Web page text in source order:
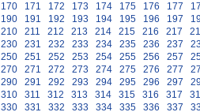
170 171 172 173 174 175 176 177
190 191 192 193 194 195 196 197
210 211 212 213 214 215 216 217
230 231 232 233 234 235 236 237
250 251 252 253 254 255 256 257
270 271 272 273 274 275 276 277
290 291 292 293 294 295 296 297
310 311 312 313 314 315 316 317
330 331 332 333 334 335 336 337